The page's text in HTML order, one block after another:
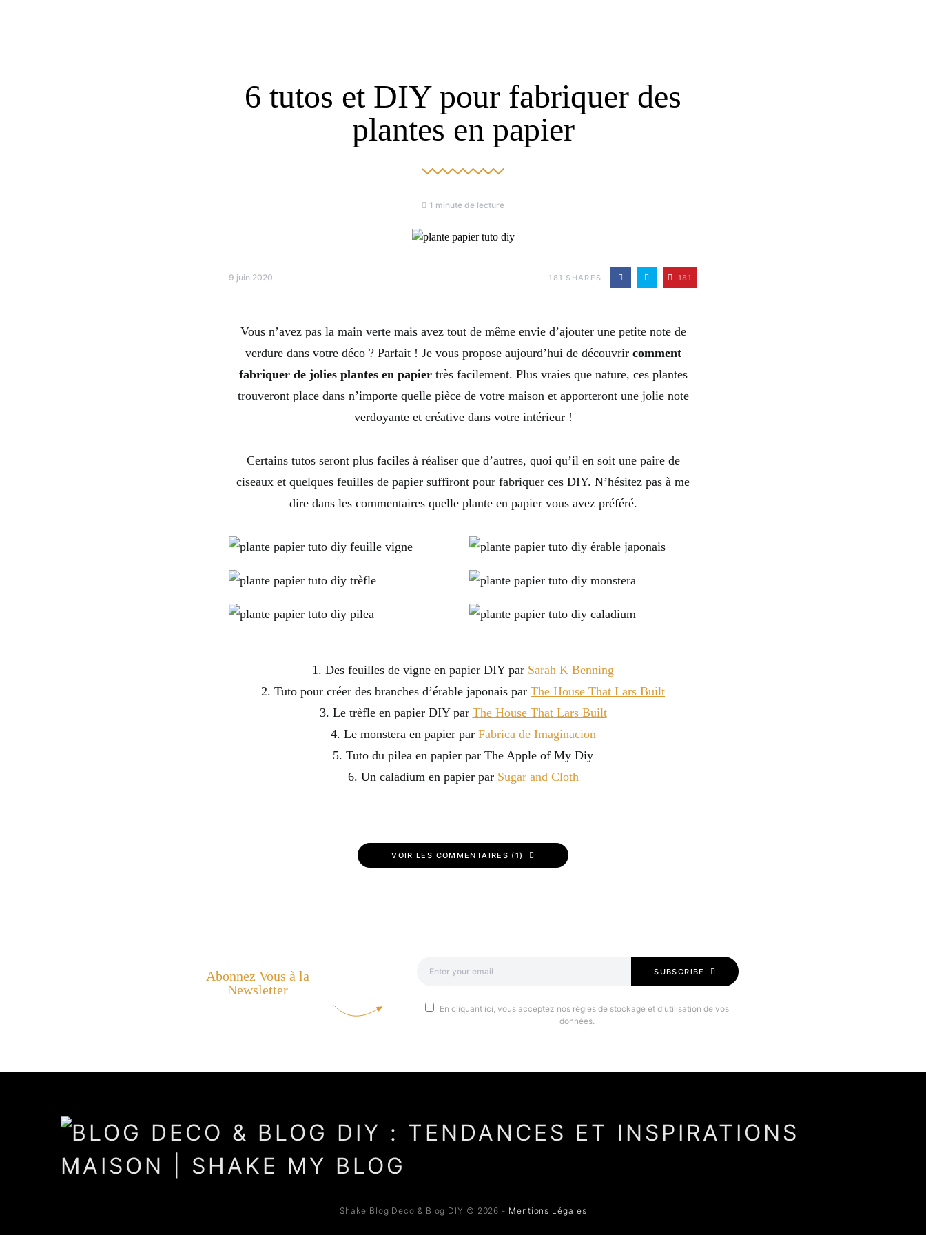
6 tutos et DIY pour fabriquer des
plantes en papier
1 minute de lecture
9 juin 2020 181 SHARES 181
Vous n’avez pas la main verte mais avez tout de même envie d’ajouter une petite note de
verdure dans votre déco ? Parfait ! Je vous propose aujourd’hui de découvrir comment
fabriquer de jolies plantes en papiertrès facilement. Plus vraies que nature, ces plantes
trouveront place dans n’importe quelle pièce de votre maison et apporteront une jolie note
verdoyante et créative dans votre intérieur !
Certains tutos seront plus faciles à réaliser que d’autres, quoi qu’il en soit une paire de
ciseaux et quelques feuilles de papier suffiront pour fabriquer ces DIY. N’hésitez pas à me
dire dans les commentaires quelle plante en papier vous avez préféré.
1. Des feuilles de vigne en papier DIY par Sarah K Benning
2. Tuto pour créer des branches d’érable japonais par The House That Lars Built
3. Le trèfle en papier DIY par The House That Lars Built
4. Le monstera en papier par Fabrica de Imaginacion
5. Tuto du pilea en papier par The Apple of My Diy
6. Un caladium en papier par Sugar and Cloth
VOIR LES COMMENTAIRES (1)
Abonnez Vous à la
Newsletter
SUBSCRIBE
En cliquant ici, vous acceptez nos règles de stockage et d'utilisation de vos
données.
Shake Blog Deco & Blog DIY © 2026 - Mentions Légales